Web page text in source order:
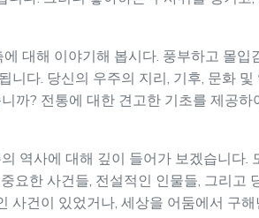
대해 이야기해 봅시다. 풍부하고 몰
니다. 당신의 우주의 지리, 기후, 문화
까? 전통에 대한 견고한 기초를 제공
역사에 대해 깊이 들어가 보겠습니다
요한 사건들, 전설적인 인물들, 그리
사건이 있었거나, 세상을 어둠에서 구